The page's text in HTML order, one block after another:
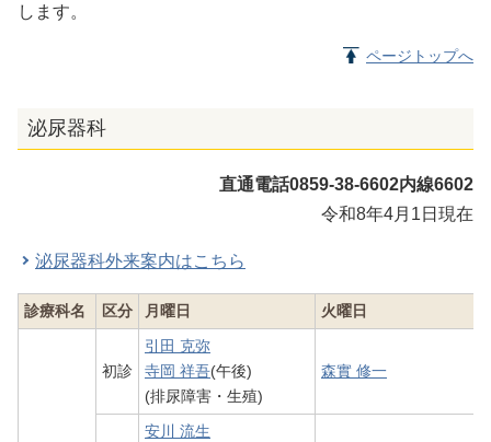
します。
ページトップへ
泌尿器科
直通電話0859-38-6602内線6602
令和8年4月1日現在
泌尿器科外来案内はこちら
診療科名 区分 月曜日 火曜日
初診
引田 克弥
寺岡 祥吾(午後)
(排尿障害・生殖)
森實 修一
安川 流生